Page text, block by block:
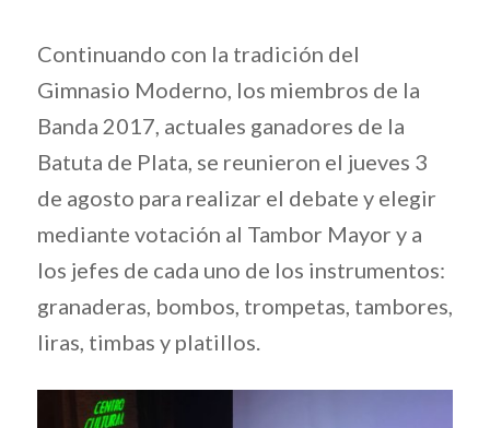
Continuando con la tradición del
Gimnasio Moderno, los miembros de la
Banda 2017, actuales ganadores de la
Batuta de Plata, se reunieron el jueves 3
de agosto para realizar el debate y elegir
mediante votación al Tambor Mayor y a
los jefes de cada uno de los instrumentos:
granaderas, bombos, trompetas, tambores,
liras, timbas y platillos.